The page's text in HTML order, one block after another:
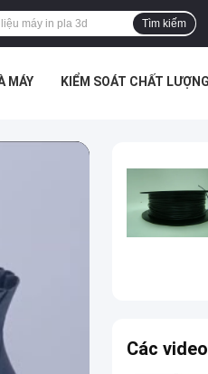
Tìm kiếm
MÁY KIỂM SOÁT CHẤT LƯỢNG
Các